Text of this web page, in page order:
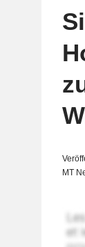
MT